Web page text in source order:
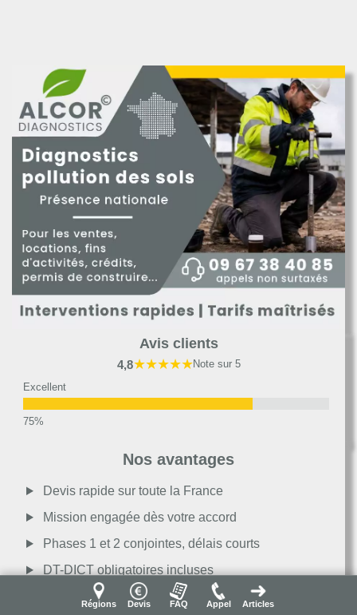
Avis clients
4,8★★★★★Note sur 5
Excellent
Moyen
Passable
Nos avantages
Devis rapide sur toute la France
Mission engagée dès votre accord
Phases 1 et 2 conjointes, délais courts
DT-DICT obligatoires incluses
Sondages sans dégradation
Régions Devis FAQ Appel Articles